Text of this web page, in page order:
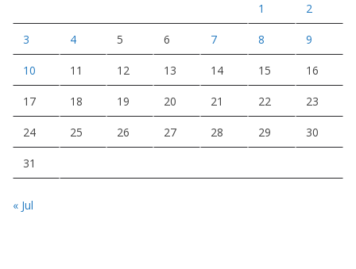
1 2
3 4 5 6 7 8 9
10 11 12 13 14 15 16
17 18 19 20 21 22 23
24 25 26 27 28 29 30
31
« Jul